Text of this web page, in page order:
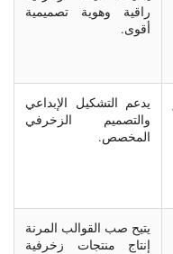
راقية وهوية تصميمية
أقوى.
يدعم التشكيل الإبداعي
والتصميم الزخرفي
المخصص.
يتيح صب القوالب المرنة
إنتاج منتجات زخرفية